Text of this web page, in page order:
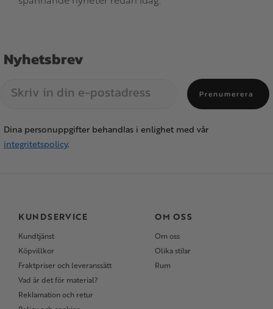
Nyhetsbrev
Prenumerera
Dina personuppgifter behandlas i enlighet med vår
integritetspolicy.
KUNDSERVICE
Kundtjänst
Köpvillkor
Fraktpriser och leveranssätt
Vad är det för material?
Reklamation och retur
OM OSS
Om oss
Olika stilar
Rum